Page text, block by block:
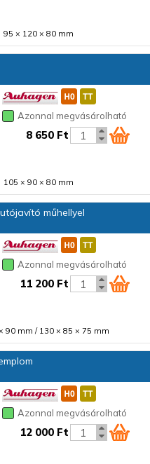
95 × 120 × 80 mm
Azonnal megvásárolható
8 650 Ft
105 × 90 × 80 mm
műhellyel
Azonnal megvásárolható
11 200 Ft
90 mm / 130 × 85 × 75 mm
Azonnal megvásárolható
12 000 Ft